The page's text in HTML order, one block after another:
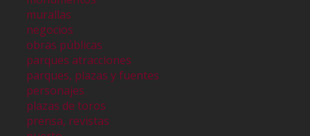
murallas
negocios
obras públicas
parques atracciones
parques, plazas y fuentes
personajes
plazas de toros
prensa, revistas